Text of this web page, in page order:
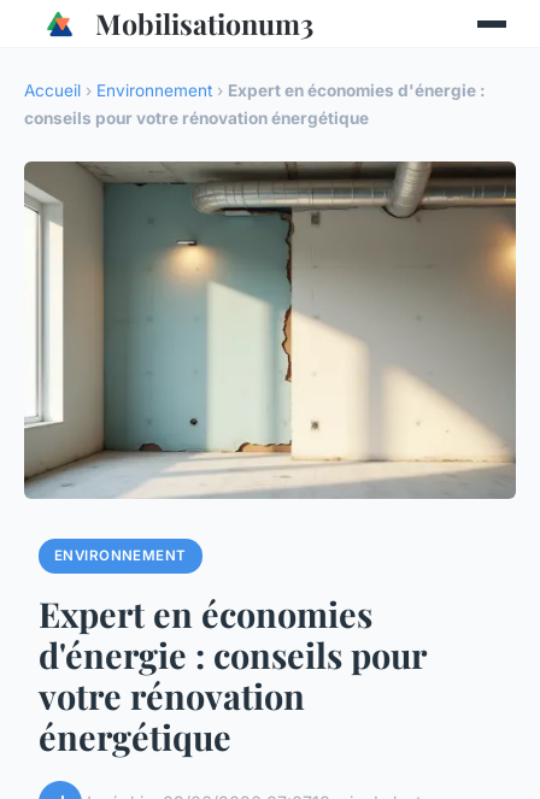
Mobilisationum3
Accueil › Environnement › Expert en économies d'énergie :
conseils pour votre rénovation énergétique
ENVIRONNEMENT
Expert en économies
d'énergie : conseils pour
votre rénovation
énergétique